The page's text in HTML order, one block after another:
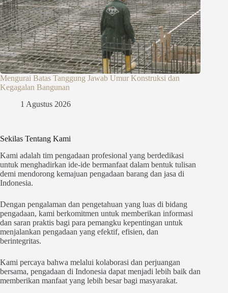
Mengurai Batas Tanggung Jawab Umur Konstruksi dan
Kegagalan Bangunan
1 Agustus 2026
Sekilas Tentang Kami
Kami adalah tim pengadaan profesional yang berdedikasi
untuk menghadirkan ide-ide bermanfaat dalam bentuk tulisan
demi mendorong kemajuan pengadaan barang dan jasa di
Indonesia.
Dengan pengalaman dan pengetahuan yang luas di bidang
pengadaan, kami berkomitmen untuk memberikan informasi
dan saran praktis bagi para pemangku kepentingan untuk
menjalankan pengadaan yang efektif, efisien, dan
berintegritas.
Kami percaya bahwa melalui kolaborasi dan perjuangan
bersama, pengadaan di Indonesia dapat menjadi lebih baik dan
memberikan manfaat yang lebih besar bagi masyarakat.